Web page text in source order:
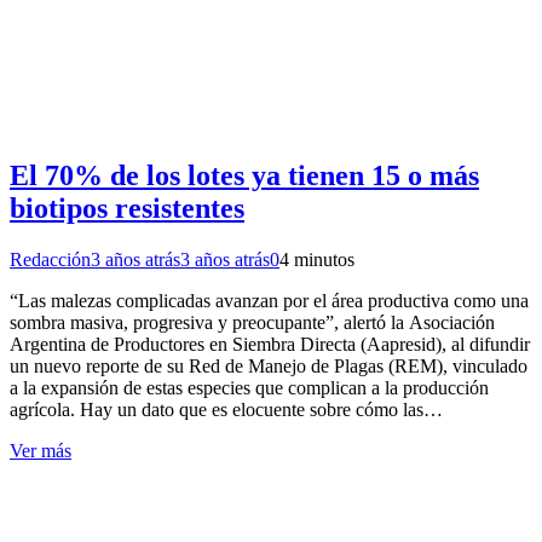
El 70% de los lotes ya tienen 15 o más
biotipos resistentes
Redacción3 años atrás3 años atrás04 minutos
“Las malezas complicadas avanzan por el área productiva como una
sombra masiva, progresiva y preocupante”, alertó la Asociación
Argentina de Productores en Siembra Directa (Aapresid), al difundir
un nuevo reporte de su Red de Manejo de Plagas (REM), vinculado
a la expansión de estas especies que complican a la producción
agrícola. Hay un dato que es elocuente sobre cómo las…
Ver más